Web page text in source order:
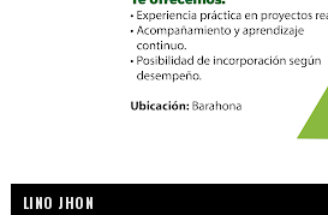
LINO JHON